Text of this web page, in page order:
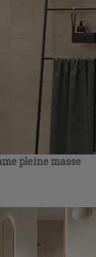
pleine masse